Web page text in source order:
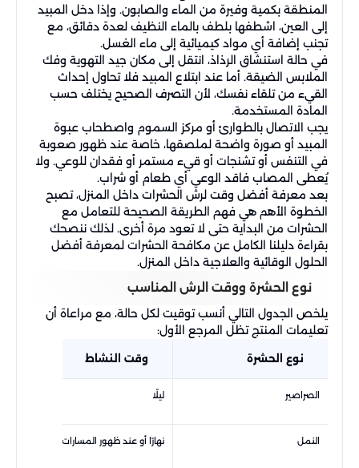
المنطقة بكمية وفيرة من الماء والصابون. وإذا دخل المبيد
إلى العين، اشطفها بلطف بالماء النظيف لعدة دقائق، مع
تجنب إضافة أي مواد كيميائية إلى ماء الغسل.
في حالة استنشاق الرذاذ، انتقل إلى مكان جيد التهوية وفك
الملابس الضيقة. أما عند ابتلاع المبيد فلا تحاول إحداث
القيء من تلقاء نفسك، لأن التصرف الصحيح يختلف حسب
المادة المستخدمة.
يجب الاتصال بالطوارئ أو مركز السموم واصطحاب عبوة
المبيد أو صورة واضحة لملصقها، خاصة عند ظهور صعوبة
في التنفس أو تشنجات أو قيء مستمر أو فقدان للوعي. ولا
يُعطى المصاب فاقد الوعي أي طعام أو شراب.
بعد معرفة أفضل وقت لرش الحشرات داخل المنزل، تصبح
الخطوة الأهم هي فهم الطريقة الصحيحة للتعامل مع
الحشرات من البداية حتى لا تعود مرة أخرى. لذلك ننصحك
بقراءة دليلنا الكامل عن مكافحة الحشرات لمعرفة أفضل
الحلول الوقائية والعلاجية داخل المنزل.
نوع الحشرة ووقت الرش المناسب
يلخص الجدول التالي أنسب توقيت لكل حالة، مع مراعاة أن
تعليمات المنتج تظل المرجع الأول:
نوع الحشرة وقت النشاط
الصراصير ليلًا
النمل نهارًا أو عند ظهور المسارات